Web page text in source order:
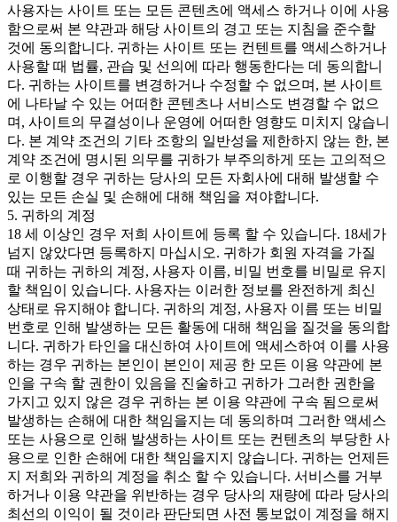
사용자는 사이트 또는 모든 콘텐츠에 액세스 하거나 이에 사용
함으로써 본 약관과 해당 사이트의 경고 또는 지침을 준수할
것에 동의합니다. 귀하는 사이트 또는 컨텐트를 액세스하거나
사용할 때 법률, 관습 및 선의에 따라 행동한다는 데 동의합니
다. 귀하는 사이트를 변경하거나 수정할 수 없으며, 본 사이트
에 나타날 수 있는 어떠한 콘텐츠나 서비스도 변경할 수 없으
며, 사이트의 무결성이나 운영에 어떠한 영향도 미치지 않습니
다. 본 계약 조건의 기타 조항의 일반성을 제한하지 않는 한, 본
계약 조건에 명시된 의무를 귀하가 부주의하게 또는 고의적으
로 이행할 경우 귀하는 당사의 모든 자회사에 대해 발생할 수
있는 모든 손실 및 손해에 대해 책임을 져야합니다.
5. 귀하의 계정
18 세 이상인 경우 저희 사이트에 등록 할 수 있습니다. 18세가
넘지 않았다면 등록하지 마십시오. 귀하가 회원 자격을 가질
때 귀하는 귀하의 계정, 사용자 이름, 비밀 번호를 비밀로 유지
할 책임이 있습니다. 사용자는 이러한 정보를 완전하게 최신
상태로 유지해야 합니다. 귀하의 계정, 사용자 이름 또는 비밀
번호로 인해 발생하는 모든 활동에 대해 책임을 질것을 동의합
니다. 귀하가 타인을 대신하여 사이트에 액세스하여 이를 사용
하는 경우 귀하는 본인이 본인이 제공 한 모든 이용 약관에 본
인을 구속 할 권한이 있음을 진술하고 귀하가 그러한 권한을
가지고 있지 않은 경우 귀하는 본 이용 약관에 구속 됨으로써
발생하는 손해에 대한 책임을지는 데 동의하며 그러한 액세스
또는 사용으로 인해 발생하는 사이트 또는 컨텐츠의 부당한 사
용으로 인한 손해에 대한 책임을지지 않습니다. 귀하는 언제든
지 저희와 귀하의 계정을 취소 할 수 있습니다. 서비스를 거부
하거나 이용 약관을 위반하는 경우 당사의 재량에 따라 당사의
최선의 이익이 될 것이라 판단되면 사전 통보없이 계정을 해지